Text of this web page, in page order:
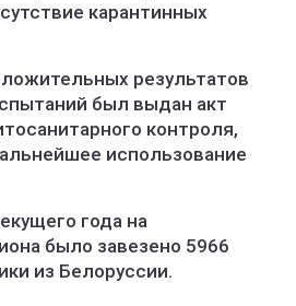
карантинных
результатов
был выдан акт
контроля,
использование
года на
было завезено 5966
из Белоруссии.